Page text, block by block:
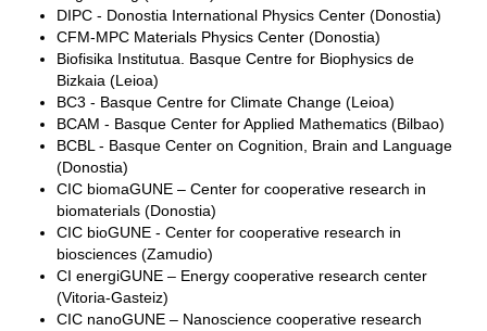
DIPC - Donostia International Physics Center (Donostia)
CFM-MPC Materials Physics Center (Donostia)
Biofisika Institutua. Basque Centre for Biophysics de
Bizkaia (Leioa)
BC3 - Basque Centre for Climate Change (Leioa)
BCAM - Basque Center for Applied Mathematics (Bilbao)
BCBL - Basque Center on Cognition, Brain and Language
(Donostia)
CIC biomaGUNE – Center for cooperative research in
biomaterials (Donostia)
CIC bioGUNE - Center for cooperative research in
biosciences (Zamudio)
CI energiGUNE – Energy cooperative research center
(Vitoria-Gasteiz)
CIC nanoGUNE – Nanoscience cooperative research